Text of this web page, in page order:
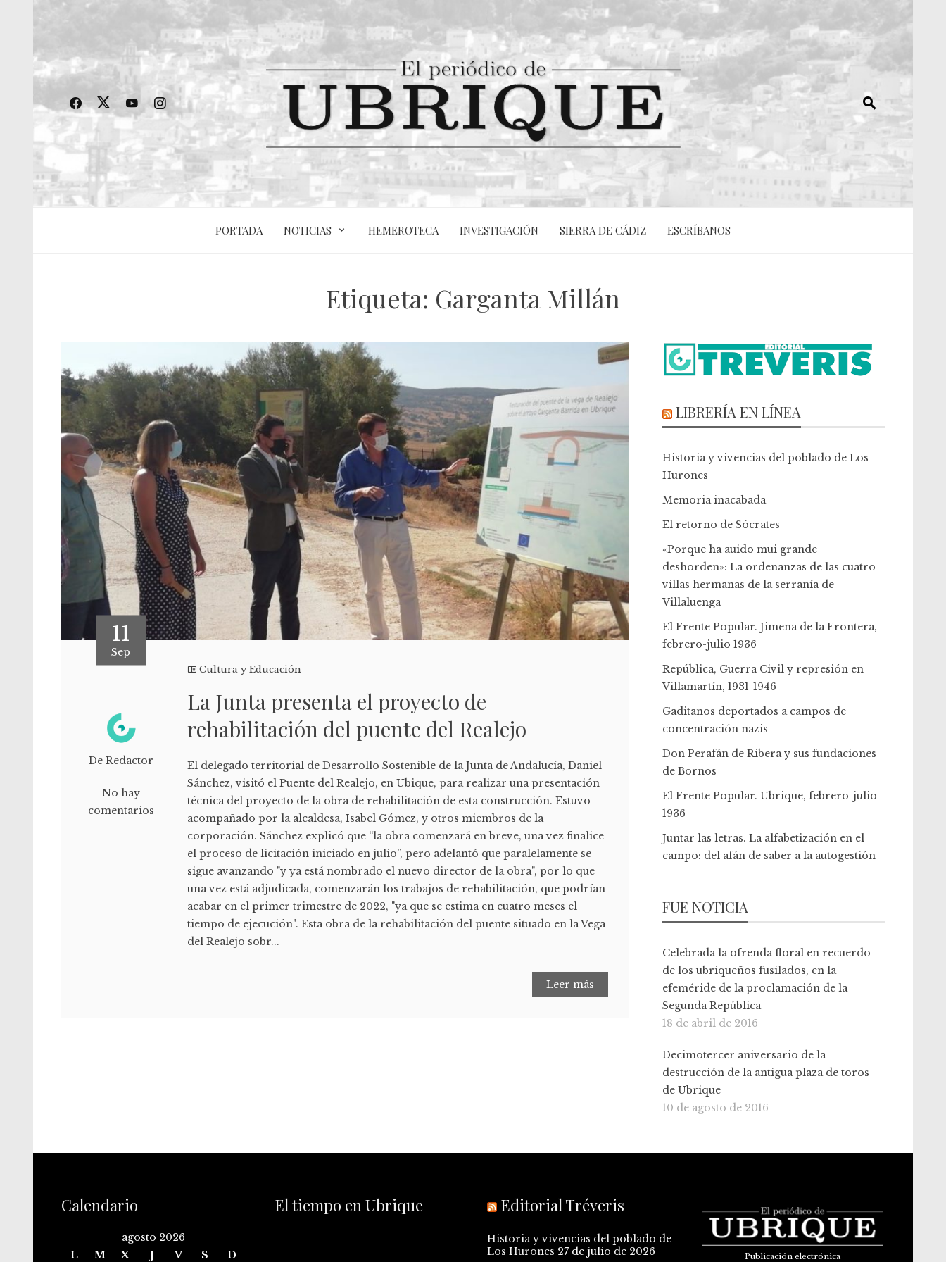
PORTADA NOTICIAS HEMEROTECA INVESTIGACIÓN SIERRA DE CÁDIZ ESCRÍBANOS
Etiqueta: Garganta Millán
11
Sep
De Redactor
No hay
comentarios
Cultura y Educación
La Junta presenta el proyecto de
rehabilitación del puente del Realejo
El delegado territorial de Desarrollo Sostenible de la Junta de Andalucía, Daniel
Sánchez, visitó el Puente del Realejo, en Ubique, para realizar una presentación
técnica del proyecto de la obra de rehabilitación de esta construcción. Estuvo
acompañado por la alcaldesa, Isabel Gómez, y otros miembros de la
corporación. Sánchez explicó que “la obra comenzará en breve, una vez finalice
el proceso de licitación iniciado en julio”, pero adelantó que paralelamente se
sigue avanzando "y ya está nombrado el nuevo director de la obra", por lo que
una vez está adjudicada, comenzarán los trabajos de rehabilitación, que podrían
acabar en el primer trimestre de 2022, "ya que se estima en cuatro meses el
tiempo de ejecución". Esta obra de la rehabilitación del puente situado en la Vega
del Realejo sobr...
Leer más
LIBRERÍA EN LÍNEA
Historia y vivencias del poblado de Los
Hurones
Memoria inacabada
El retorno de Sócrates
«Porque ha auido mui grande
deshorden»: La ordenanzas de las cuatro
villas hermanas de la serranía de
Villaluenga
El Frente Popular. Jimena de la Frontera,
febrero-julio 1936
República, Guerra Civil y represión en
Villamartín, 1931-1946
Gaditanos deportados a campos de
concentración nazis
Don Perafán de Ribera y sus fundaciones
de Bornos
El Frente Popular. Ubrique, febrero-julio
1936
Juntar las letras. La alfabetización en el
campo: del afán de saber a la autogestión
FUE NOTICIA
Celebrada la ofrenda floral en recuerdo
de los ubriqueños fusilados, en la
efeméride de la proclamación de la
Segunda República
18 de abril de 2016
Decimotercer aniversario de la
destrucción de la antigua plaza de toros
de Ubrique
10 de agosto de 2016
Calendario
agosto 2026
L
M X J V S D
El tiempo en Ubrique Editorial Tréveris
Historia y vivencias del poblado de
Los Hurones 27 de julio de 2026 Publicación electrónica